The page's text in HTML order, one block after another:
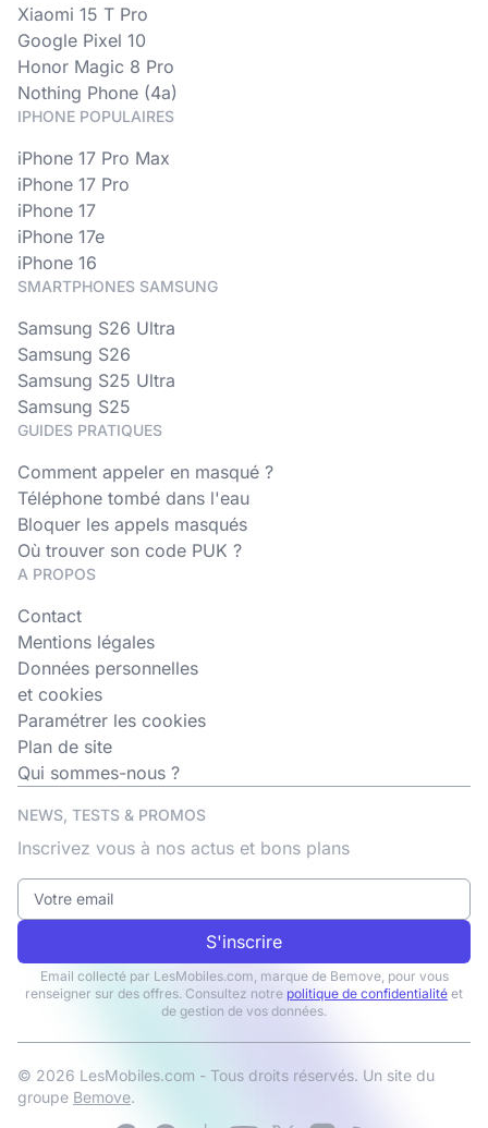
Xiaomi 15 T Pro
Google Pixel 10
Honor Magic 8 Pro
Nothing Phone (4a)
IPHONE POPULAIRES
iPhone 17 Pro Max
iPhone 17 Pro
iPhone 17
iPhone 17e
iPhone 16
SMARTPHONES SAMSUNG
Samsung S26 Ultra
Samsung S26
Samsung S25 Ultra
Samsung S25
GUIDES PRATIQUES
Comment appeler en masqué ?
Téléphone tombé dans l'eau
Bloquer les appels masqués
Où trouver son code PUK ?
A PROPOS
Contact
Mentions légales
Données personnelles
et cookies
Paramétrer les cookies
Plan de site
Qui sommes-nous ?
NEWS, TESTS & PROMOS
Inscrivez vous à nos actus et bons plans
S'inscrire
Email collecté par LesMobiles.com, marque de Bemove, pour vous
renseigner sur des offres. Consultez notre politique de confidentialité et
de gestion de vos données.
© 2026 LesMobiles.com - Tous droits réservés. Un site du
groupe Bemove.